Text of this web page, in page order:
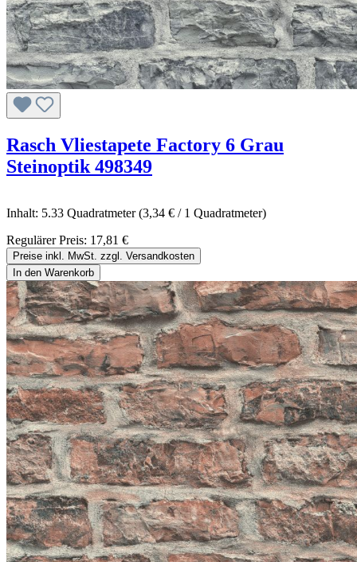
Rasch Vliestapete Factory 6 Grau
Steinoptik 498349
Inhalt: 5.33 Quadratmeter(3,34 € / 1 Quadratmeter)
Regulärer Preis: 17,81 €
Preise inkl. MwSt. zzgl. Versandkosten
In den Warenkorb